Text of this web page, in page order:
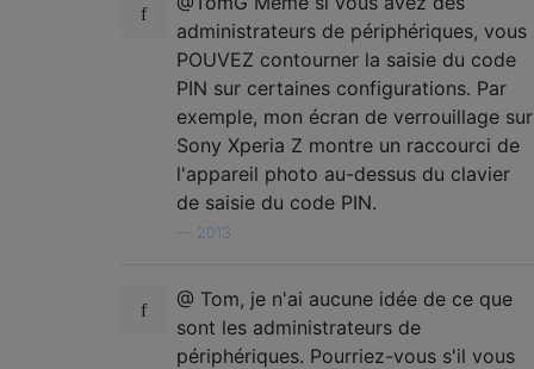
administrateurs de périphériques, vous
POUVEZ contourner la saisie du code
PIN sur certaines configurations. Par
exemple, mon écran de verrouillage sur
Sony Xperia Z montre un raccourci de
l'appareil photo au-dessus du clavier
de saisie du code PIN.
2013
@ Tom, je n'ai aucune idée de ce que
sont les administrateurs de
périphériques. Pourriez-vous s'il vous